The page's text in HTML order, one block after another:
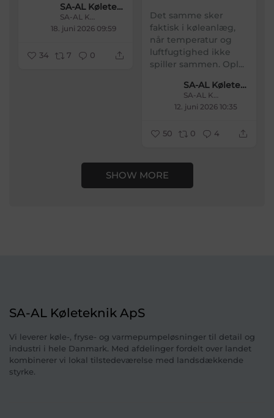
SA-AL Køleteknik
SA-AL Køleteknik
18. juni 2026 09:59
34 7 0
Det samme sker
faktisk i køleanlæg,
når temperatur og
luftfugtighed ikke
spiller sammen. Opl...
SA-AL Køleteknik
SA-AL Køleteknik
12. juni 2026 10:35
50 0 4
SHOW MORE
SA-AL Køleteknik ApS
Vi leverer køle-, fryse- og varmepumpeløsninger til detail og
industri i hele Danmark. Med afdelinger fordelt over landet
kombinerer vi lokal tilstedeværelse med landsdækkende
styrke.